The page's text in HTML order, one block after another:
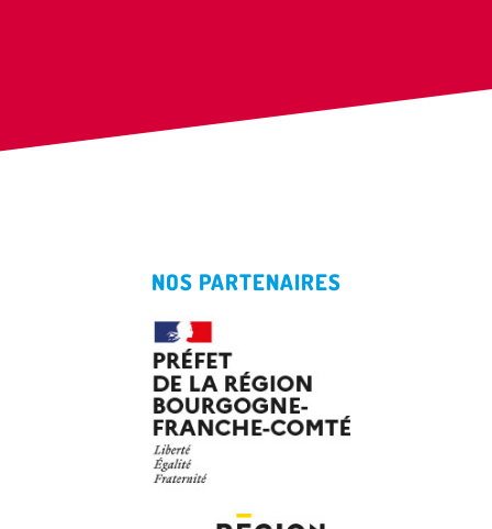
NOS PARTENAIRES